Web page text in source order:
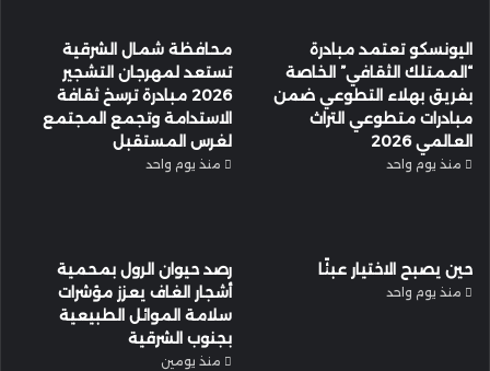
اليونسكو تعتمد مبادرة
“الممتلك الثقافي” الخاصة
بفريق بهلاء التطوعي ضمن
مبادرات متطوعي التراث
العالمي 2026
منذ يوم واحد
محافظة شمال الشرقية
تستعد لمهرجان التشجير
2026 مبادرة ترسخ ثقافة
الاستدامة وتجمع المجتمع
لغرس المستقبل
منذ يوم واحد
حين يصبح الاختيار عبئًا
منذ يوم واحد
رصد حيوان الرول بمحمية
أشجار الغاف يعزز مؤشرات
سلامة الموائل الطبيعية
بجنوب الشرقية
منذ يومين